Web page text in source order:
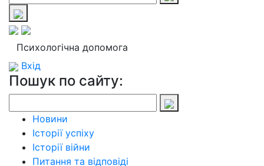
Психологічна допомога
Вхід
Пошук по сайту:
Новини
Історії успіху
Історії війни
Питання та відповіді